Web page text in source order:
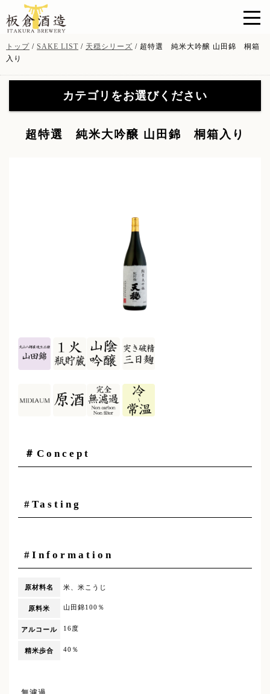
このページの本文へ
現
在
位
トップ / SAKE LIST / 天穏シリーズ / 超特選 純米大吟醸 山田錦 桐箱
入り
カテゴリをお選びください
天穏シリーズ (19)
【特約店限定販売】無窮天
穏シリーズ
(41)
超特選 純米大吟醸 山田錦 桐箱入り
＃Concept
#Tasting
#Information
原材料名 米、米こうじ
原料米 山田錦100％
アルコール 16度
精米歩合 40％